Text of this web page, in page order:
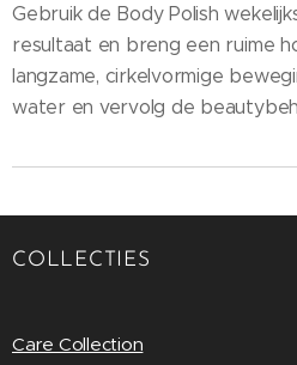
Gebruik de Body Polish
resultaat en breng een ruime
langzame, cirkelvormige
water en vervolg de
COLLECTIES
Care Collection